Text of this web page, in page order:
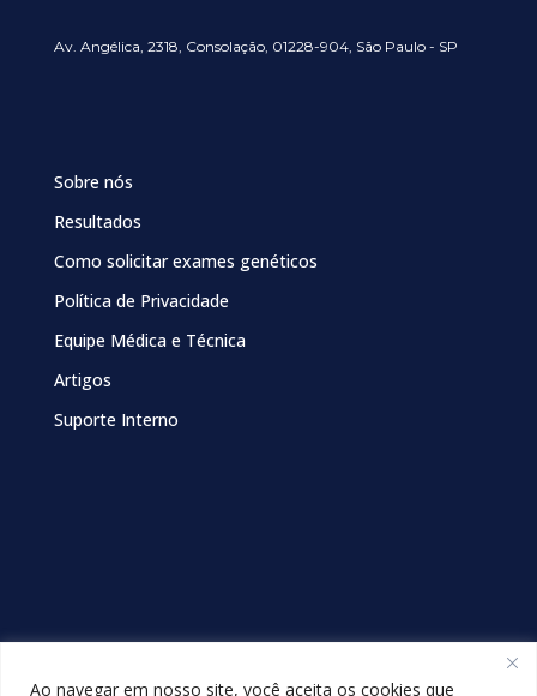
Ao navegar em nosso site, você aceita os cookies que
Av. Angélica, 2318, Consolação, 01228-904, São Paulo - SP
Sobre nós
Resultados
Como solicitar exames genéticos
Política de Privacidade
Equipe Médica e Técnica
Artigos
Suporte Interno